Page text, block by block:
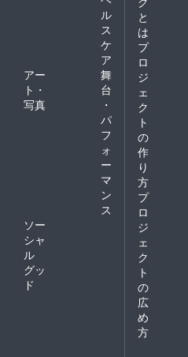
ル
ス
ケ
ア
アー
ト・
写真
舞
台
・
パ
フ
ォ
ー
マ
ン
ス
ソー
シャ
ル
グッ
ド
と
は
プ
ロ
ジ
ェ
ク
ト
の
作
り
方
プ
ロ
ジ
ェ
ク
ト
の
広
め
方